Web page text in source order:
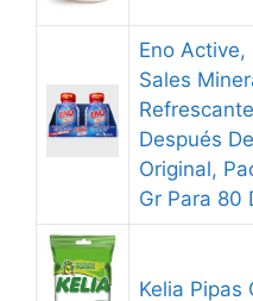
Eno Active,
Sales
Después
Original,
Gr Para 80
Kelia Pipas